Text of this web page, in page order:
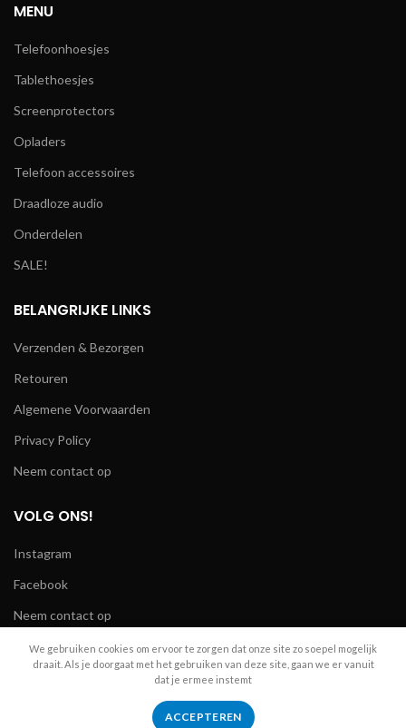
MENU
Telefoonhoesjes
Tablethoesjes
Screenprotectors
Opladers
Telefoon accessoires
Draadloze audio
Onderdelen
SALE!
BELANGRIJKE LINKS
Verzenden & Bezorgen
Retouren
Algemene Voorwaarden
Privacy Policy
Neem contact op
VOLG ONS!
Instagram
Facebook
Neem contact op
R.A. Telecom 2024
We gebruiken cookies om ervoor te zorgen dat onze site zo soepel mogelijk
draait. Als je doorgaat met het gebruiken van deze site, gaan we er vanuit
dat je ermee instemt
ACCEPTEREN